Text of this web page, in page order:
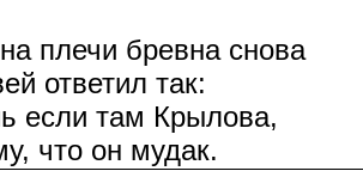
плечи бревна снова
ответил так:
если там Крылова,
что он мудак.